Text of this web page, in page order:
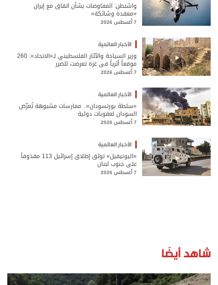
واشنطن: المفاوضات بشأن اتفاق مع إيران
«معقدة وشائكة»
7 أغسطس 2026
الأخبار العالمية
وزير السياحة والآثار الفلسطيني لـ«الاتحاد»: 260
موقعاً أثرياً في غزة تعرضت للضرر
7 أغسطس 2026
الأخبار العالمية
«سلطة بورتسودان».. ممارسات مشبوهة تُعرّض
السودان لعقوبات دولية
7 أغسطس 2026
الأخبار العالمية
«اليونيفيل» توثق إطلاق إسرائيل 113 مقذوفاً
على جنوب لبنان
7 أغسطس 2026
شاهد أيضًا